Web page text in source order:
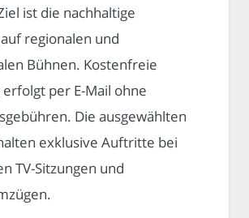
ist die nachhaltige
regionalen und
Bühnen. Kostenfreie
per E-Mail ohne
Die ausgewählten
exklusive Auftritte bei
TV-Sitzungen und